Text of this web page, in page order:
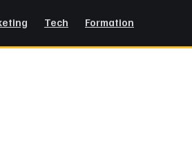
Tech Formation